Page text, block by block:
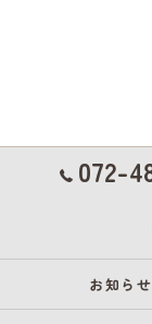
072-
お知らせ